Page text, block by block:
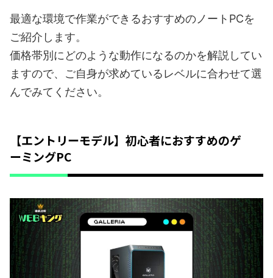
最適な環境で作業ができるおすすめのノートPCを
ご紹介します。
価格帯別にどのような動作になるのかを解説してい
ますので、ご自身が求めているレベルに合わせて選
んでみてください。
【エントリーモデル】初心者におすすめのゲ
ーミングPC